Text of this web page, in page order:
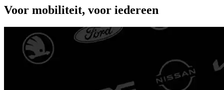
Voor mobiliteit, voor iedereen